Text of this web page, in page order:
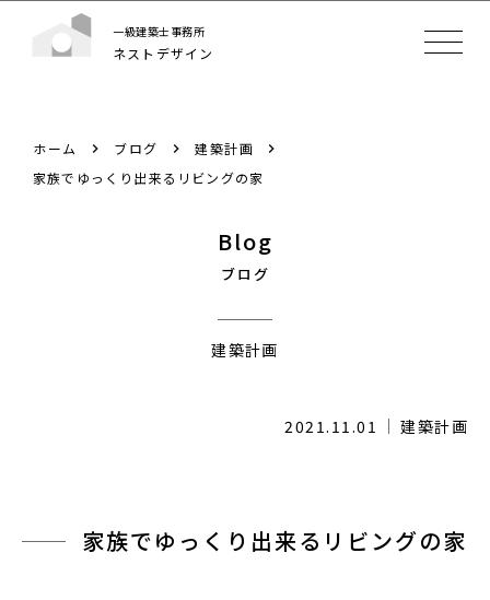
一級建築士事務所
ネストデザイン
ホーム ブログ
建築計画
家族でゆっくり出来るリビングの家
Blog
ブログ
建築計画
2021.11.01 建築計画
家族でゆっくり出来るリビングの家